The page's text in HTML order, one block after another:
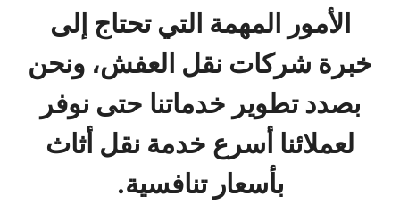
الأمور المهمة التي تحتاج إلى
خبرة شركات نقل العفش، ونحن
بصدد تطوير خدماتنا حتى نوفر
لعملائنا أسرع خدمة نقل أثاث
بأسعار تنافسية.